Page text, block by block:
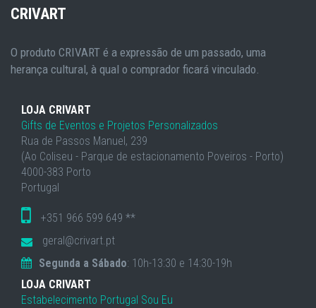
CRIVART
O produto CRIVART é a expressão de um passado, uma
herança cultural, à qual o comprador ficará vinculado.
LOJA CRIVART
Gifts de Eventos e Projetos Personalizados
Rua de Passos Manuel, 239
(Ao Coliseu - Parque de estacionamento Poveiros - Porto)
4000-383 Porto
Portugal
+351 966 599 649 **
geral@crivart.pt
Segunda a Sábado: 10h-13:30 e 14:30-19h
LOJA CRIVART
Estabelecimento Portugal Sou Eu